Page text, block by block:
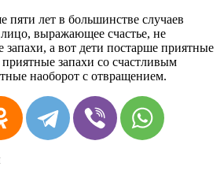
пяти лет в большинстве случаев
лицо, выражающее счастье, не
запахи, а вот дети постарше приятные
приятные запахи со счастливым
наоборот с отвращением.